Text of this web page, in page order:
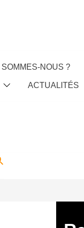
SOMMES-NOUS ?
ACTUALITÉS